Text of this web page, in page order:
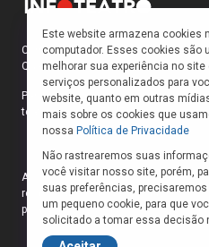
Como faço para ir ao teatro? Onde
Quais peças estão em cartaz?
Para responder a essas e outras
teatrais do INFOTEATRO.
As informações das peças
responsabilidade das produções. O
pela atualização das informações
Este website armazena cookies
computador. Esses cookies são
melhorar sua experiência no site
serviços personalizados para
website, quanto em outras
mais sobre os cookies que
nossa Política de Privacidade
Não rastrearemos suas
você visitar nosso site, porém,
suas preferências,
um pequeno cookie, para que
solicitado a tomar essa decisão